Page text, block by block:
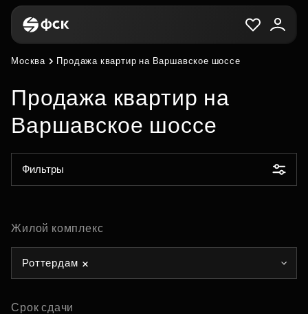
Москва Продажа квартир на Варшавское шоссе
Продажа квартир на
Варшавское шоссе
Фильтры
Жилой комплекс
Роттердам
Срок сдачи